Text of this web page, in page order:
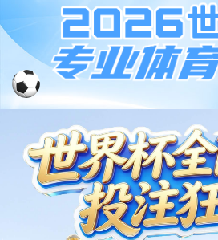
jiuyou.com·(中国
股票
代码 001266
BMS电池管理系统